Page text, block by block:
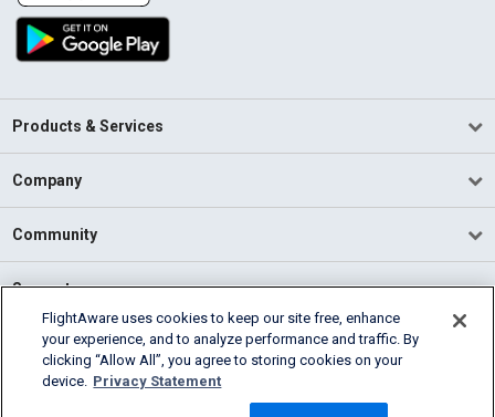
Products & Services
Company
Community
Support
English (USA)
2026 FlightAware
Cookie Settings
FlightAware uses cookies to keep our site free, enhance
your experience, and to analyze performance and traffic. By
clicking “Allow All”, you agree to storing cookies on your
device. Privacy Statement